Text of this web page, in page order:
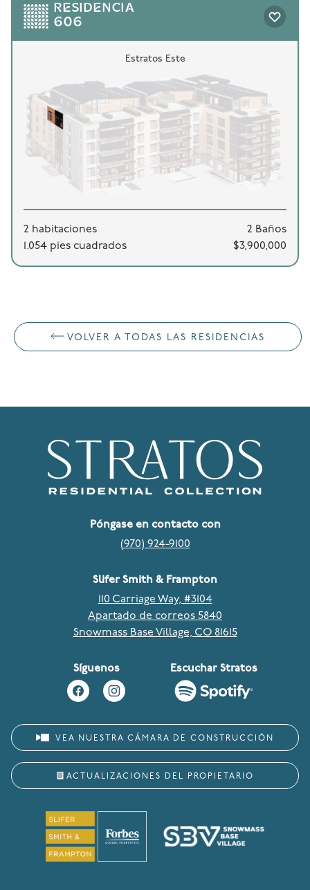
RESIDENCIA
606
Estratos Este
2 habitaciones
2 Baños
1.054 pies cuadrados
$3,900,000
VOLVER A TODAS LAS RESIDENCIAS
Póngase en contacto con
(970) 924-9100
Slifer Smith & Frampton
110 Carriage Way, #3104
Apartado de correos 5840
Snowmass Base Village, CO 81615
Síguenos Escuchar Stratos
VEA NUESTRA CÁMARA DE CONSTRUCCIÓN
ACTUALIZACIONES DEL PROPIETARIO